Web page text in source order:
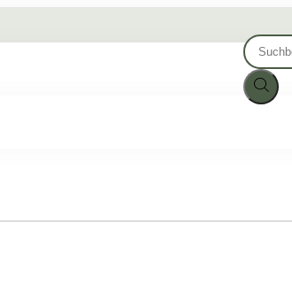
Products
search